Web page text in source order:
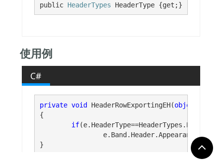
public HeaderTypes HeaderType {get;}
使用例
C#
private void HeaderRowExportingEH(object
{
if
}